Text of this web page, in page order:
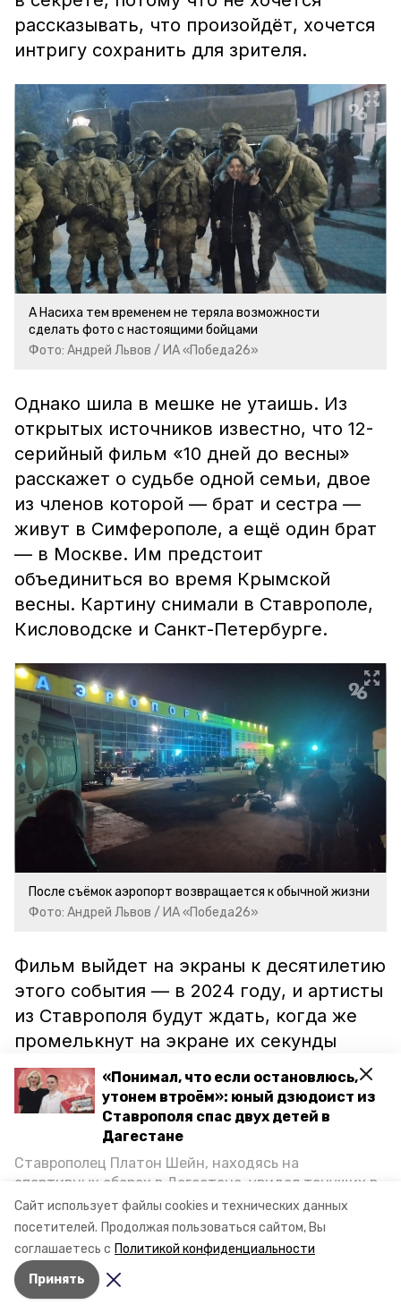
Сайт использует файлы cookies и технических данных
посетителей. Продолжая пользоваться сайтом, Вы
соглашаетесь с Политикой конфиденциальности
Принять
«Понимал, что если остановлюсь,
утонем втроём»: юный дзюдоист из
Ставрополя спас двух детей в
Дагестане
Ставрополец Платон Шейн, находясь на
спортивных сборах в Дегестане, увидел тонущих в
Каспийском море детей и бросился на помощь. По
возвращении домой, отважного мальчика
пригласили в министерство образования края и
наградили. Корреспондент «Победы26» пообщался
с юным героем.
рассказывать, что произойдёт, хочется
интригу сохранить для зрителя.
А Насиха тем временем не теряла возможности
сделать фото с настоящими бойцами
Фото: Андрей Львов / ИА «Победа26»
Однако шила в мешке не утаишь. Из
открытых источников известно, что 12-
серийный фильм «10 дней до весны»
расскажет о судьбе одной семьи, двое
из членов которой — брат и сестра —
живут в Симферополе, а ещё один брат
— в Москве. Им предстоит
объединиться во время Крымской
весны. Картину снимали в Ставрополе,
Кисловодске и Санкт-Петербурге.
После съёмок аэропорт возвращается к обычной жизни
Фото: Андрей Львов / ИА «Победа26»
Фильм выйдет на экраны к десятилетию
этого события — в 2024 году, и артисты
из Ставрополя будут ждать, когда же
промелькнут на экране их секунды
славы в большом кино.
Читайте также:
Ессентуки стали площадкой для съёмок кино
музыки: каким будет новый фильм пятигорского
режиссëра
Кинофестиваль «Хрустальный источникЪ» в
Ессентуках перенесли на 2023 год